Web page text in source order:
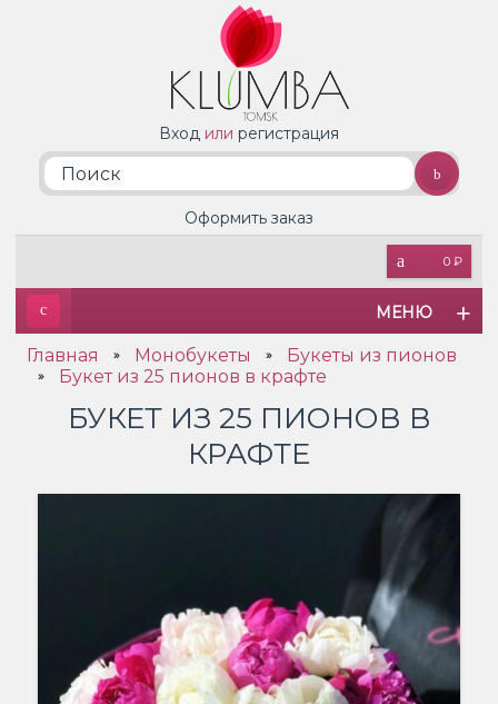
Вход или регистрация
0 ₽
Оформить заказ
МЕНЮ
Главная » Монобукеты » Букеты из пионов
» Букет из 25 пионов в крафте
БУКЕТ ИЗ 25 ПИОНОВ В
КРАФТЕ